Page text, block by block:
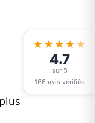
★★★★ ★
4.7
sur 5
166 avis vérifiés